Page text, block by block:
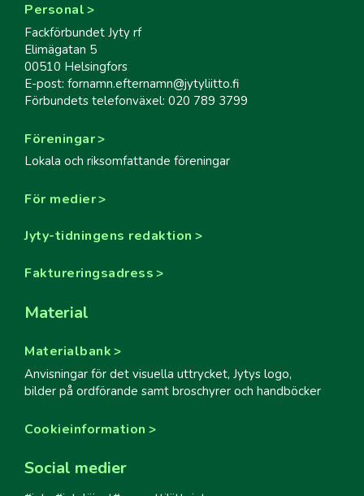
Personal
Fackförbundet Jyty rf
Elimägatan 5
00510 Helsingfors
E-post: fornamn.efternamn@jytyliitto.fi
Förbundets telefonväxel: 020 789 3799
Föreningar
Lokala och riksomfattande föreningar
För medier
Jyty-tidningens redaktion
Faktureringsadress
Material
Materialbank
Anvisningar för det visuella uttrycket, Jytys logo,
bilder på ordförande samt broschyrer och handböcker
Cookieinformation
Social medier